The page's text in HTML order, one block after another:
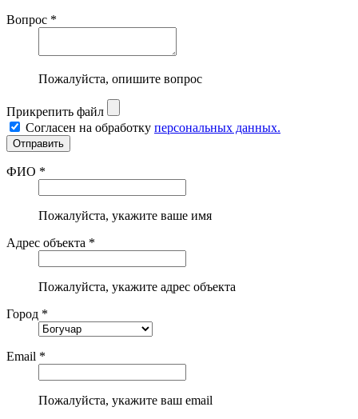
Вопрос *
Пожалуйста, опишите вопрос
Прикрепить файл
Согласен на обработку персональных данных.
ФИО *
Пожалуйста, укажите ваше имя
Адрес объекта *
Пожалуйста, укажите адрес объекта
Город *
Email *
Пожалуйста, укажите ваш email